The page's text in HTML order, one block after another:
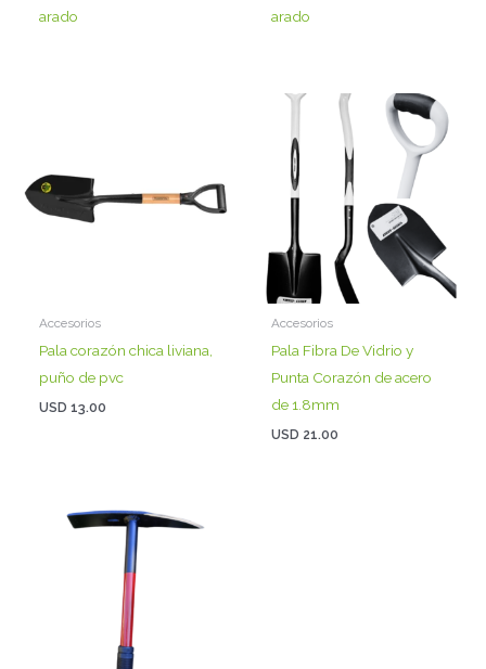
arado
arado
Accesorios
Pala corazón chica liviana,
puño de pvc
USD13.00
Accesorios
Pala Fibra De Vidrio y
Punta Corazón de acero
de 1.8mm
USD 21.00